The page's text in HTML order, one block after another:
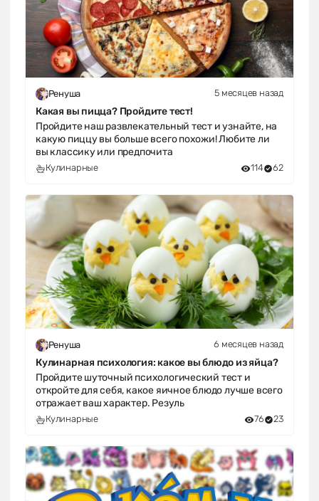
Ренуша 5 месяцев назад
Какая вы пицца? Пройдите тест!
Пройдите наш развлекательный тест и узнайте, на
какую пиццу вы больше всего похожи! Любите ли
вы классику или предпочита
Кулинарные 114 62
Ренуша 6 месяцев назад
Кулинарная психология: какое вы блюдо из яйца?
Пройдите шуточный психологический тест и
откройте для себя, какое яичное блюдо лучше всего
отражает ваш характер. Резуль
Кулинарные 76 23